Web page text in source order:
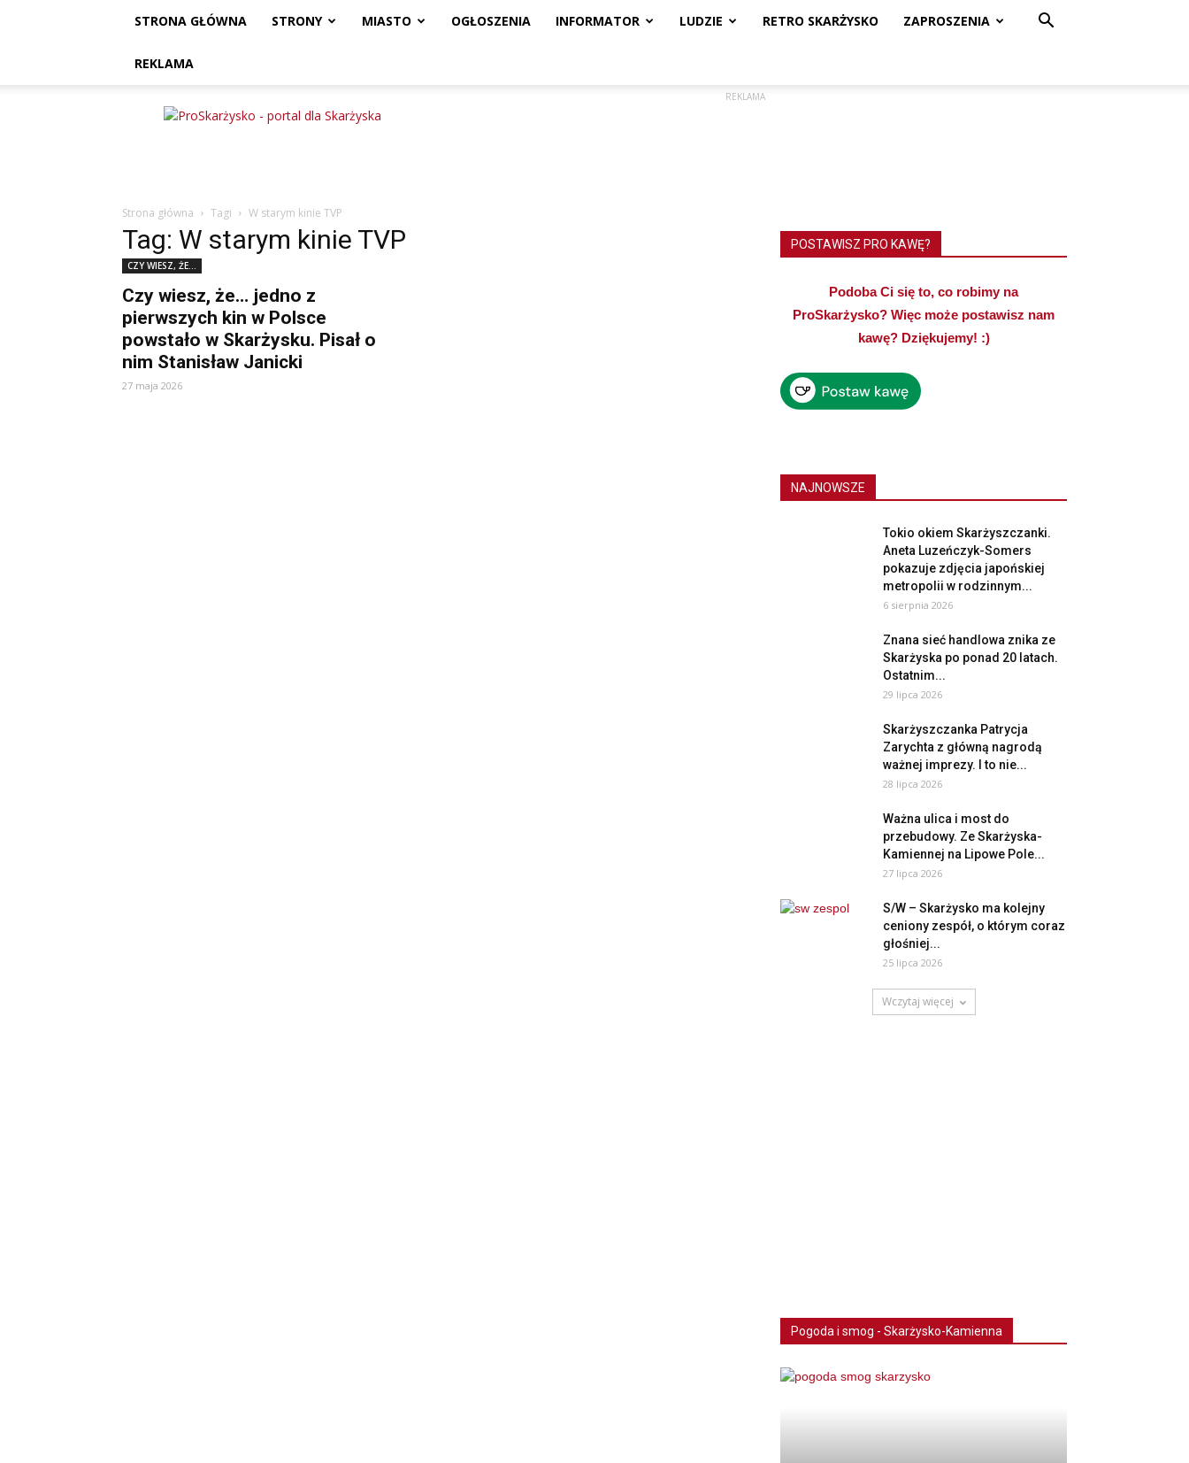
STRONA GŁÓWNA STRONY MIASTO OGŁOSZENIA INFORMATOR LUDZIE RETRO SKARŻYSKO ZAPROSZENIA
REKLAMA
ProSkarżysko
REKLAMA
Strona główna Tagi W starym kinie TVP
Tag: W starym kinie TVP
CZY WIESZ, ŻE...
Czy wiesz, że… jedno z
pierwszych kin w Polsce
powstało w Skarżysku. Pisał o
nim Stanisław Janicki
27 maja 2026
POSTAWISZ PRO KAWĘ?
Podoba Ci się to, co robimy na
ProSkarżysko? Więc może postawisz nam
kawę? Dziękujemy! :)
NAJNOWSZE
Tokio okiem Skarżyszczanki.
Aneta Luzeńczyk-Somers
pokazuje zdjęcia japońskiej
metropolii w rodzinnym...
6 sierpnia 2026
Znana sieć handlowa znika ze
Skarżyska po ponad 20 latach.
Ostatnim...
29 lipca 2026
Skarżyszczanka Patrycja
Zarychta z główną nagrodą
ważnej imprezy. I to nie...
28 lipca 2026
Ważna ulica i most do
przebudowy. Ze Skarżyska-
Kamiennej na Lipowe Pole...
27 lipca 2026
S/W – Skarżysko ma kolejny
ceniony zespół, o którym coraz
głośniej...
25 lipca 2026
Wczytaj więcej
Pogoda i smog - Skarżysko-Kamienna